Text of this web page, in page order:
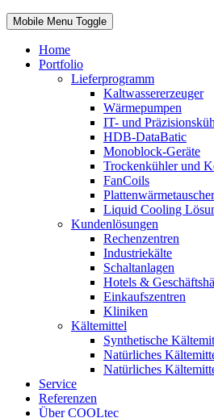
Mobile Menu Toggle
Home
Portfolio
Lieferprogramm
Kaltwassererzeuger
Wärmepumpen
IT- und
HDB-DataBatic
Monoblock-Geräte
Trockenkühler und
FanCoils
Plattenwärmetauscher
Liquid Cooling
Kundenlösungen
Rechenzentren
Industriekälte
Schaltanlagen
Hotels &
Einkaufszentren
Kliniken
Kältemittel
Synthetische
Natürliches
Natürliches
Service
Referenzen
Über COOLtec